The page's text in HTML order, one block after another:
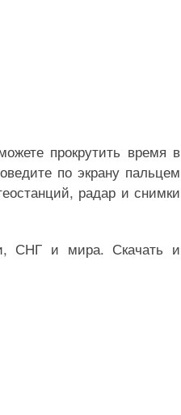
прокрутить время в
по экрану пальцем
радар и снимки
СНГ и мира. Скачать и